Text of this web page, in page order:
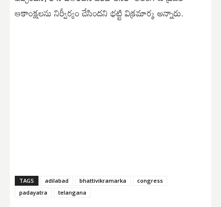
ఆకాంక్షలను నిర్వీర్యం చేసిందని భట్టి విక్రమార్క అన్నారు.
TAGS adilabad bhattivikramarka
congress
padayatra
telangana